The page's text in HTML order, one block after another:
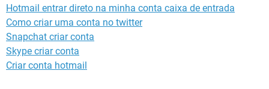
Hotmail entrar direto na minha conta caixa de entrada
Como criar uma conta no twitter
Snapchat criar conta
Skype criar conta
Criar conta hotmail